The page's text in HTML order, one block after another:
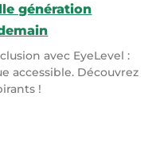
génération
avec EyeLevel :
accessible. Découvrez
!